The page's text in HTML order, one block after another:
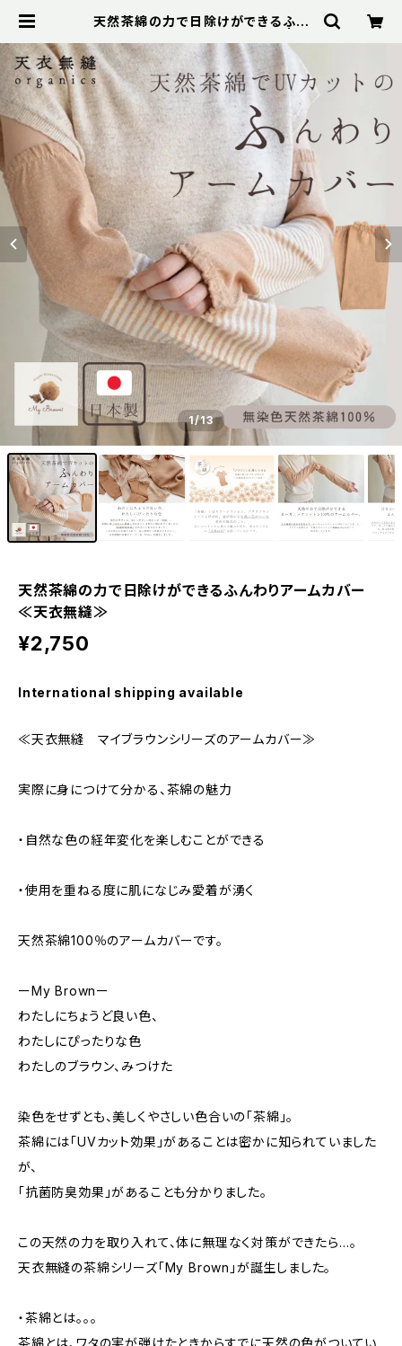
天然茶綿の力で日除けができるふん
belot
1/13
天然茶綿の力で日除けができるふんわりアームカバー
≪天衣無縫≫
¥2,750
International shipping available
≪天衣無縫 マイブラウンシリーズのアームカバー≫
実際に身につけて分かる、茶綿の魅力
・自然な色の経年変化を楽しむことができる
・使用を重ねる度に肌になじみ愛着が湧く
天然茶綿100％のアームカバーです。
ーMy Brownー
わたしにちょうど良い色、
わたしにぴったりな色
わたしのブラウン、みつけた
染色をせずとも、美しくやさしい色合いの「茶綿」。
茶綿には「UVカット効果」があることは密かに知られていました
が、
「抗菌防臭効果」があることも分かりました。
この天然の力を取り入れて、体に無理なく対策ができたら…。
天衣無縫の茶綿シリーズ「My Brown」が誕生しました。
・茶綿とは。。。
茶綿とは、ワタの実が弾けたときからすでに天然の色がついてい